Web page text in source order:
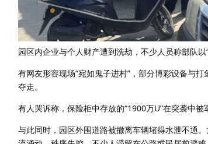
园区内企业与个人财产遭到洗劫，不少人员称部队以
有网友形容现场“宛如鬼子进村”，部分博彩设备与
夺走。
有人哭诉称，保险柜中存放的“1900万U”在突袭中被
与此同时，园区外围道路被撤离车辆堵得水泄不通